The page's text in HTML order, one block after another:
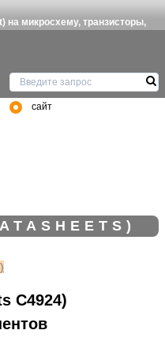
на микросхему, транзисторы,
сайт
C4924)